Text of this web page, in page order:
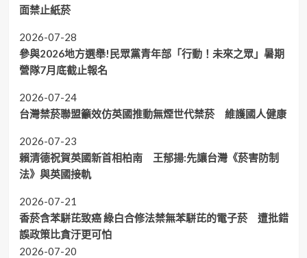
面禁止紙菸
2026-07-28
參與2026地方選舉!民眾黨青年部「行動！未來之眾」暑期
營隊7月底截止報名
2026-07-24
台灣禁菸聯盟籲效仿英國推動無煙世代禁菸 維護國人健康
2026-07-23
賴清德祝賀英國新首相柏南 王郁揚:先讓台灣《菸害防制
法》與英國接軌
2026-07-21
香菸含苯駢芘致癌 綠白合修法禁無苯駢芘的電子菸 遭批錯
誤政策比貪汙更可怕
2026-07-20